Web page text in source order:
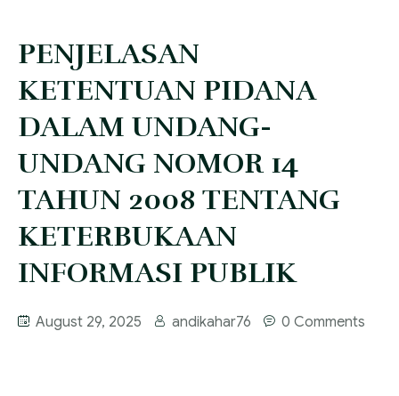
PENJELASAN
KETENTUAN PIDANA
DALAM UNDANG-
UNDANG NOMOR 14
TAHUN 2008 TENTANG
KETERBUKAAN
INFORMASI PUBLIK
August 29, 2025 andikahar76 0 Comments